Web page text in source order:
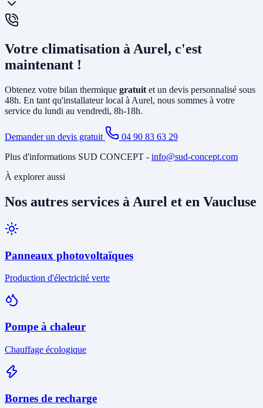
circuit de chauffage (radiateurs ou plancher chauffant) et peut aussi
produire votre eau chaude sanitaire. Elle remplace avantageusement
une chaudière gaz ou fioul et est éligible à MaPrimeRénov'.
Oui, un
proposons descontrats de maintenanceà Aurel incluant le
nettoyage des filtres, la vérification du circuit frigorifique, le contrôle
des performances et la recharge éventuelle du fluide.
Votre climatisation à Aurel, c'est
maintenant !
Obtenez votre bilan thermique gratuit et un devis personnalisé sous
48h. En tant qu'installateur local à Aurel, nous sommes à votre
service du lundi au vendredi, 8h-18h.
Demander un devis gratuit
04 90 83 63 29
Plus d'informations SUD CONCEPT - info@sud-concept.com
À explorer aussi
Nos autres services à Aurel et en Vaucluse
Panneaux photovoltaïques
Production d'électricité verte
Pompe à chaleur
Chauffage écologique
Bornes de recharge